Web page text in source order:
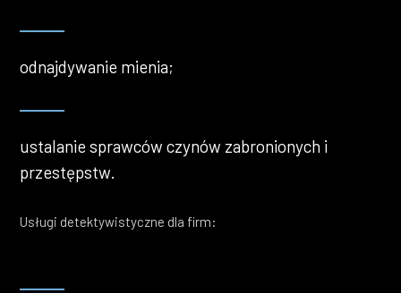
odnajdywanie mienia;
ustalanie sprawców czynów zabronionych i
przestępstw.
Usługi detektywistyczne dla firm: